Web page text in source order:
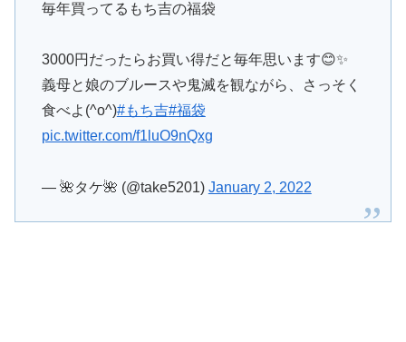
毎年買ってるもち吉の福袋
3000円だったらお買い得だと毎年思います😊✨
義母と娘のブルースや鬼滅を観ながら、さっそく
食べよ(^o^)#もち吉#福袋
pic.twitter.com/f1luO9nQxg
— 🌺タケ🌺 (@take5201) January 2, 2022